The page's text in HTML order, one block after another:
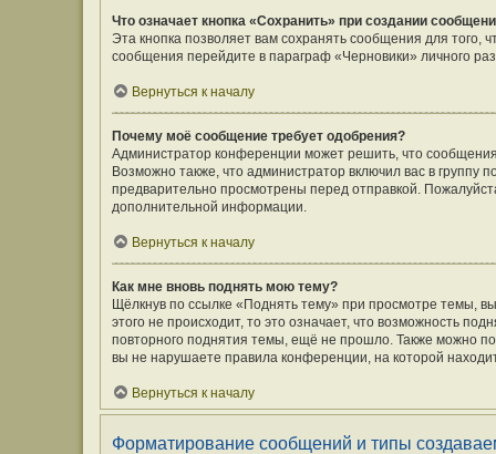
Что означает кнопка «Сохранить» при создании
Эта кнопка позволяет вам сохранять сообщения для того,
сообщения перейдите в параграф «Черновики» личного
Вернуться к началу
Почему моё сообщение требует одобрения?
Администратор конференции может решить, что
Возможно также, что администратор включил вас в
предварительно просмотрены перед отправкой.
дополнительной информации.
Вернуться к началу
Как мне вновь поднять мою тему?
Щёлкнув по ссылке «Поднять тему» при просмотре темы,
этого не происходит, то это означает, что возможность
повторного поднятия темы, ещё не прошло. Также можно
вы не нарушаете правила конференции, на которой
Вернуться к началу
Форматирование сообщений и типы